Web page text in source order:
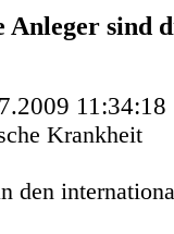
Anleger sind
11:34:18
Krankheit
den